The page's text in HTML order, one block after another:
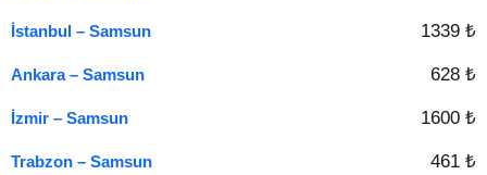
İstanbul – Samsun 1339 ₺
Ankara – Samsun 628 ₺
İzmir – Samsun 1600 ₺
Trabzon – Samsun 461 ₺